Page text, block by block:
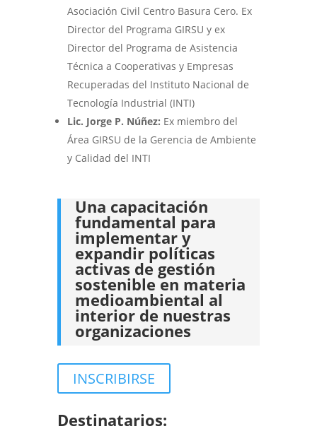
Asociación Civil Centro Basura Cero. Ex
Director del Programa GIRSU y ex
Director del Programa de Asistencia
Técnica a Cooperativas y Empresas
Recuperadas del Instituto Nacional de
Tecnología Industrial (INTI)
Lic. Jorge P. Núñez: Ex miembro del
Área GIRSU de la Gerencia de Ambiente
y Calidad del INTI
Una capacitación
fundamental para
implementar y
expandir políticas
activas de gestión
sostenible en materia
medioambiental al
interior de nuestras
organizaciones
INSCRIBIRSE
Destinatarios: